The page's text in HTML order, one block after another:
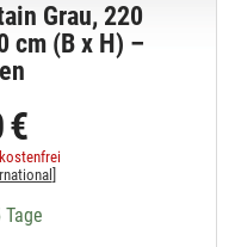
Grau, 220
cm (B x H) –
€